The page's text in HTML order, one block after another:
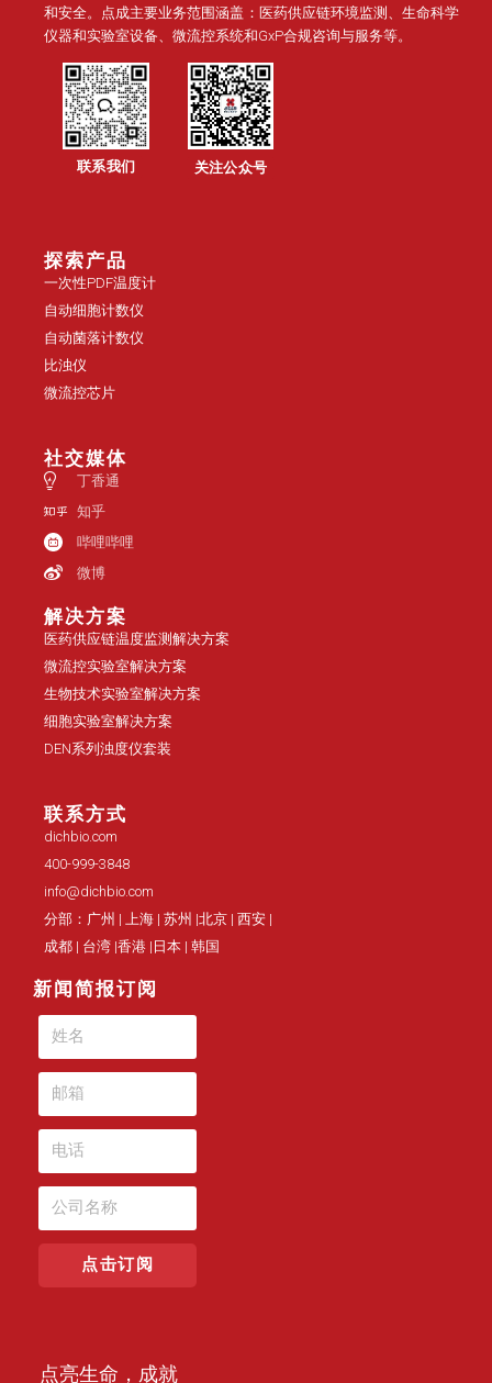
和安全。点成主要业务范围涵盖：医药供应链环境监测、生命科学
仪器和实验室设备、微流控系统和GxP合规咨询与服务等。
联系我们 关注公众号
探索产品
一次性PDF温度计
自动细胞计数仪
自动菌落计数仪
比浊仪
微流控芯片
社交媒体
丁香通
知乎
哔哩哔哩
微博
解决方案
医药供应链温度监测解决方案
微流控实验室解决方案
生物技术实验室解决方案
细胞实验室解决方案
DEN系列浊度仪套装
联系方式
dichbio.com
400-999-3848
info@dichbio.com
分部：广州 | 上海 | 苏州 |北京 | 西安 |
成都 | 台湾 |香港 |日本 | 韩国
新闻简报订阅
点击订阅
点亮生命，成就